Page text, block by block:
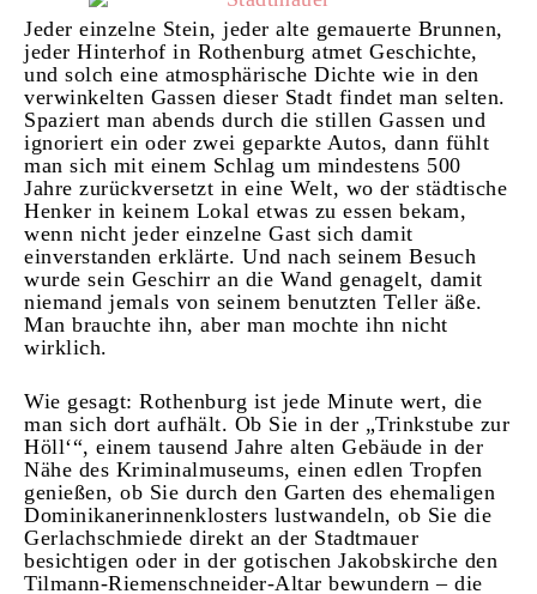
Jeder einzelne Stein, jeder alte gemauerte Brunnen,
jeder Hinterhof in Rothenburg atmet Geschichte,
und solch eine atmosphärische Dichte wie in den
verwinkelten Gassen dieser Stadt findet man selten.
Spaziert man abends durch die stillen Gassen und
ignoriert ein oder zwei geparkte Autos, dann fühlt
man sich mit einem Schlag um mindestens 500
Jahre zurückversetzt in eine Welt, wo der städtische
Henker in keinem Lokal etwas zu essen bekam,
wenn nicht jeder einzelne Gast sich damit
einverstanden erklärte. Und nach seinem Besuch
wurde sein Geschirr an die Wand genagelt, damit
niemand jemals von seinem benutzten Teller äße.
Man brauchte ihn, aber man mochte ihn nicht
wirklich.
Wie gesagt: Rothenburg ist jede Minute wert, die
man sich dort aufhält. Ob Sie in der „Trinkstube zur
Höll‘“, einem tausend Jahre alten Gebäude in der
Nähe des Kriminalmuseums, einen edlen Tropfen
genießen, ob Sie durch den Garten des ehemaligen
Dominikanerinnenklosters lustwandeln, ob Sie die
Gerlachschmiede direkt an der Stadtmauer
besichtigen oder in der gotischen Jakobskirche den
Tilmann-Riemenschneider-Altar bewundern – die